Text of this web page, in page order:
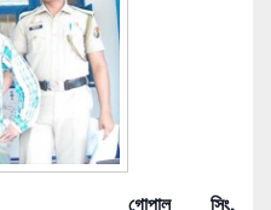
গোপাল সিং,